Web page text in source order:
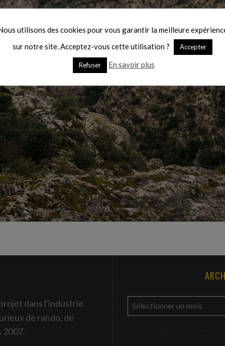
dans l'industrie
de rando, de
2007.
r
c
utilisons des cookies pour vous garantir la meilleure
sur notre site. Acceptez-vous cette utilisation ?
Accepter
Refuser En savoir plus